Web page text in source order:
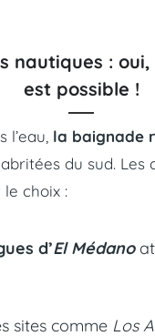
nautiques :
est possible !
l’eau, la baignade
du sud. Les
choix :
d’El Médano
sites comme Los